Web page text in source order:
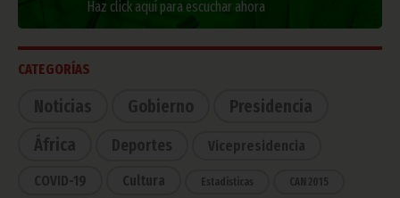
Haz click aquí para escuchar ahora
CATEGORÍAS
Noticias Gobierno
Presidencia
África
Deportes Vicepresidencia
COVID-19 Cultura Estadísticas CAN 2015